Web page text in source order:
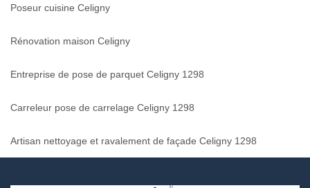
Poseur cuisine Celigny
Rénovation maison Celigny
Entreprise de pose de parquet Celigny 1298
Carreleur pose de carrelage Celigny 1298
Artisan nettoyage et ravalement de façade Celigny 1298